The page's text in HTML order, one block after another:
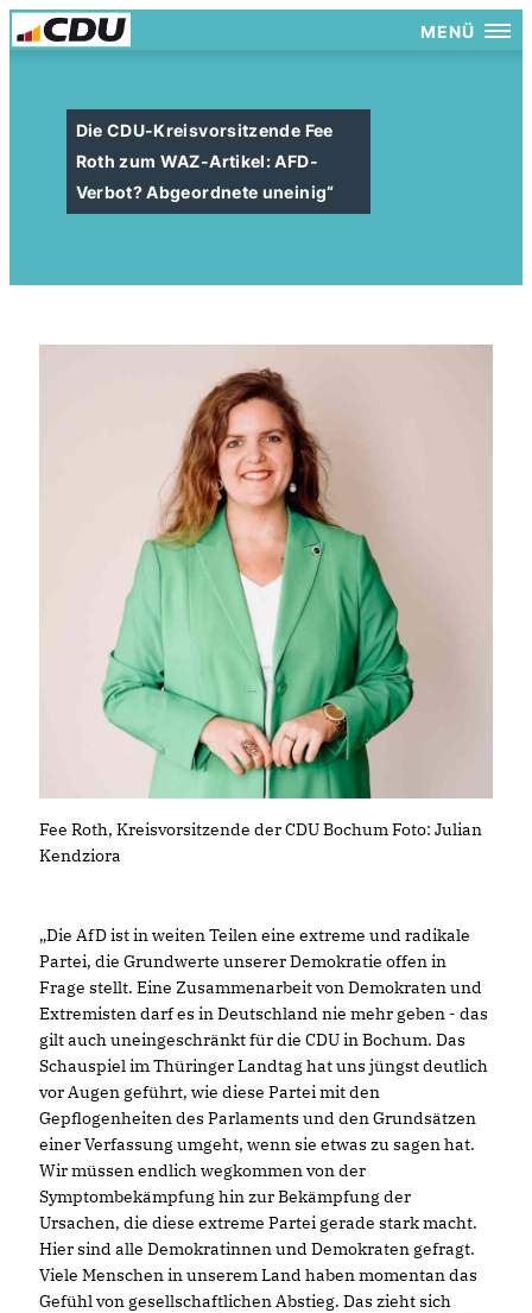
MENÜ
Die CDU-Kreisvorsitzende Fee
Roth zum WAZ-Artikel: AFD-
Verbot? Abgeordnete uneinig“
Fee Roth, Kreisvorsitzende der CDU Bochum Foto: Julian
Kendziora
Die AfD ist in weiten Teilen eine extreme und radikale
Partei, die Grundwerte unserer Demokratie offen in
Frage stellt. Eine Zusammenarbeit von Demokraten und
Extremisten darf es in Deutschland nie mehr geben - das
gilt auch uneingeschränkt für die CDU in Bochum. Das
Schauspiel im Thüringer Landtag hat uns jüngst deutlich
vor Augen geführt, wie diese Partei mit den
Gepflogenheiten des Parlaments und den Grundsätzen
einer Verfassung umgeht, wenn sie etwas zu sagen hat.
Wir müssen endlich wegkommen von der
Symptombekämpfung hin zur Bekämpfung der
Ursachen, die diese extreme Partei gerade stark macht.
Hier sind alle Demokratinnen und Demokraten gefragt.
Viele Menschen in unserem Land haben momentan das
Gefühl von gesellschaftlichen Abstieg. Das zieht sich